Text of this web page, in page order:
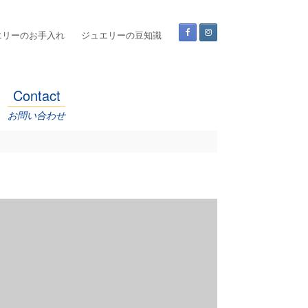
ーのお手入れ ジュエリーの豆知識
Contact
お問い合わせ